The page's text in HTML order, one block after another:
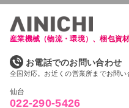
産業機械（物流・環境）、梱包資
お電話でのお問い合わせ
全国対応。お近くの営業所までお問い
仙台
022-290-5426